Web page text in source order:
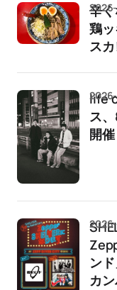
辛
鶏
スカ
life
ス
開催
ン
カ